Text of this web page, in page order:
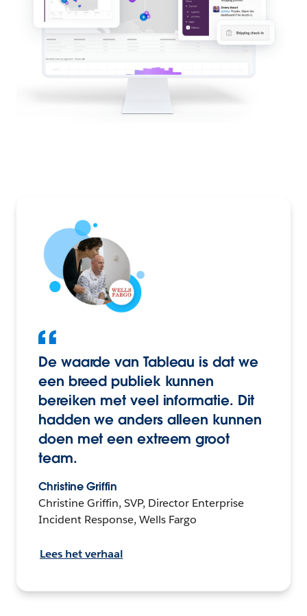
De waarde van Tableau is dat we
een breed publiek kunnen
bereiken met veel informatie. Dit
hadden we anders alleen kunnen
doen met een extreem groot
team.
Christine Griffin
Christine Griffin, SVP, Director Enterprise
Incident Response, Wells Fargo
Lees het verhaal